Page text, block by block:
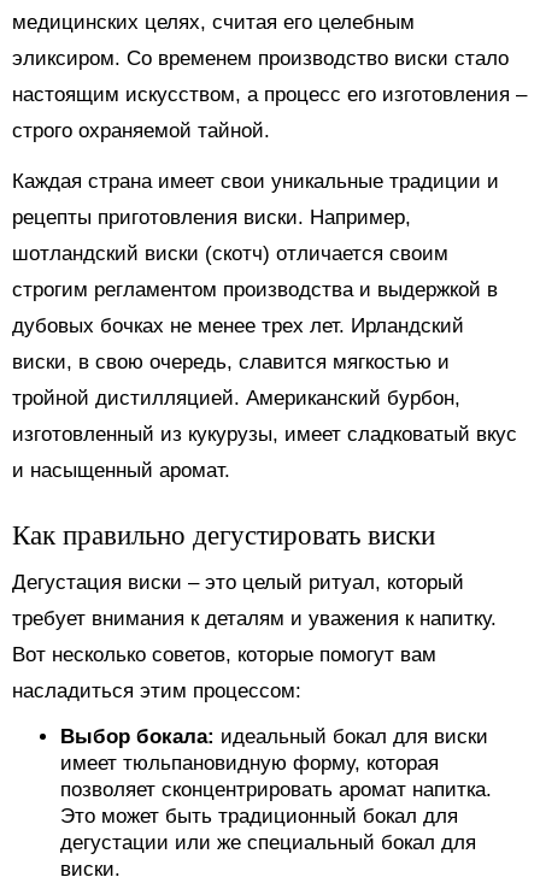
медицинских целях, считая его целебным
эликсиром. Со временем производство виски стало
настоящим искусством, а процесс его изготовления –
строго охраняемой тайной.
Каждая страна имеет свои уникальные традиции и
рецепты приготовления виски. Например,
шотландский виски (скотч) отличается своим
строгим регламентом производства и выдержкой в
дубовых бочках не менее трех лет. Ирландский
виски, в свою очередь, славится мягкостью и
тройной дистилляцией. Американский бурбон,
изготовленный из кукурузы, имеет сладковатый вкус
и насыщенный аромат.
Как правильно дегустировать виски
Дегустация виски – это целый ритуал, который
требует внимания к деталям и уважения к напитку.
Вот несколько советов, которые помогут вам
насладиться этим процессом:
Выбор бокала: идеальный бокал для виски
имеет тюльпановидную форму, которая
позволяет сконцентрировать аромат напитка.
Это может быть традиционный бокал для
дегустации или же специальный бокал для
виски.